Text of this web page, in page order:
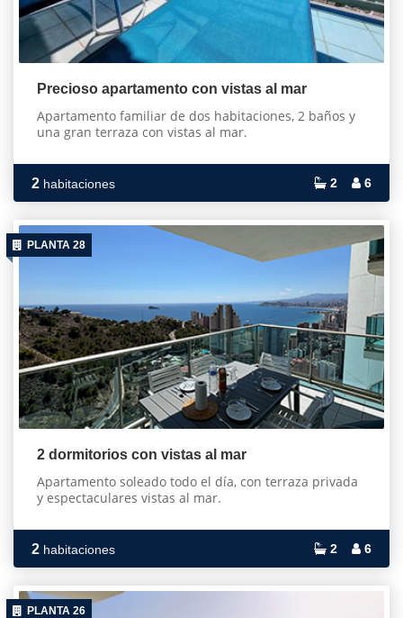
Precioso apartamento con vistas al mar
Apartamento familiar de dos habitaciones, 2 baños y
una gran terraza con vistas al mar.
2 habitaciones 2 6
PLANTA 28
2 dormitorios con vistas al mar
Apartamento soleado todo el día, con terraza privada
y espectaculares vistas al mar.
2 habitaciones 2 6
PLANTA 26